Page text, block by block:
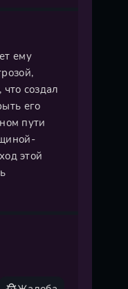
ему
создал
его
пути
этой